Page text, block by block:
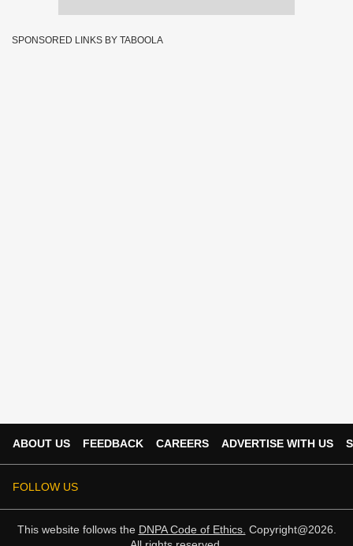
SPONSORED LINKS BY TABOOLA
ABOUT US FEEDBACK CAREERS ADVERTISE WITH US
FOLLOW US
This website follows the DNPA Code of Ethics. Copyright@2026.